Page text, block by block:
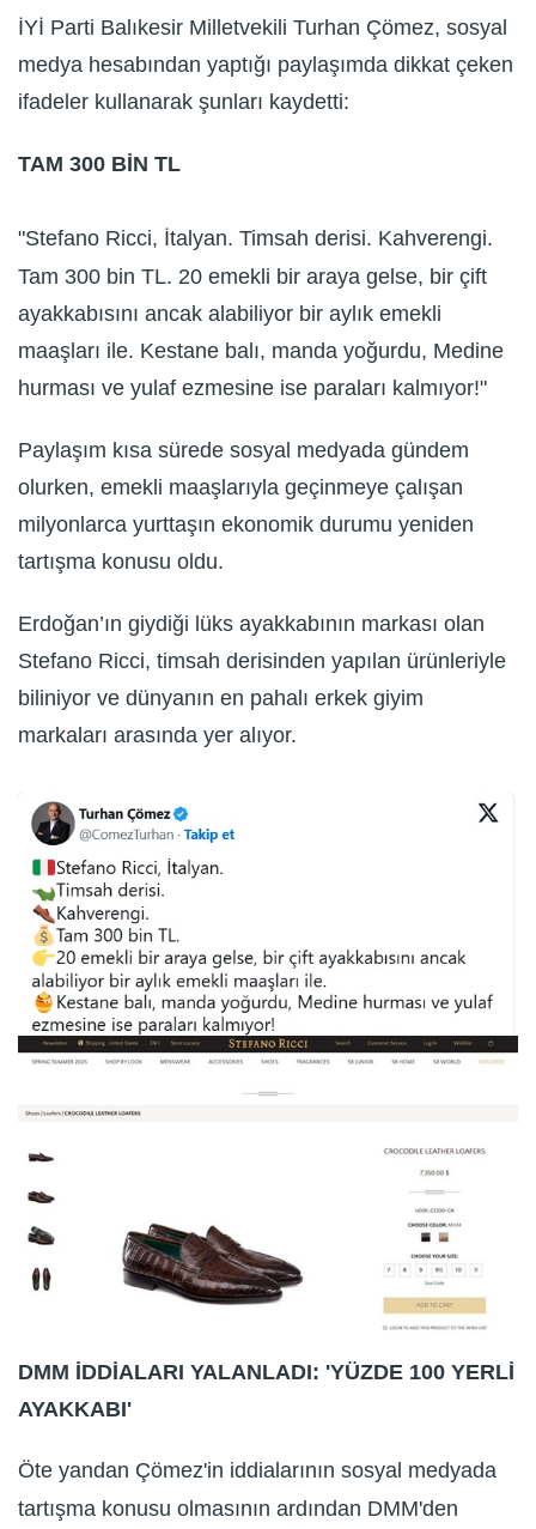
İYİ Parti Balıkesir Milletvekili Turhan Çömez, sosyal
medya hesabından yaptığı paylaşımda dikkat çeken
ifadeler kullanarak şunları kaydetti:
TAM 300 BİN TL
"Stefano Ricci, İtalyan. Timsah derisi. Kahverengi.
Tam 300 bin TL. 20 emekli bir araya gelse, bir çift
ayakkabısını ancak alabiliyor bir aylık emekli
maaşları ile. Kestane balı, manda yoğurdu, Medine
hurması ve yulaf ezmesine ise paraları kalmıyor!"
Paylaşım kısa sürede sosyal medyada gündem
olurken, emekli maaşlarıyla geçinmeye çalışan
milyonlarca yurttaşın ekonomik durumu yeniden
tartışma konusu oldu.
Erdoğan’ın giydiği lüks ayakkabının markası olan
Stefano Ricci, timsah derisinden yapılan ürünleriyle
biliniyor ve dünyanın en pahalı erkek giyim
markaları arasında yer alıyor.
DMM İDDİALARI YALANLADI: 'YÜZDE 100 YERLİ
AYAKKABI'
Öte yandan Çömez'in iddialarının sosyal medyada
tartışma konusu olmasının ardından DMM'den